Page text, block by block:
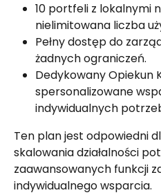
10 portfeli z lokalnymi
nielimitowana liczba
Pełny dostęp do
żadnych ograniczeń.
Dedykowany Opiekun
spersonalizowane
indywidualnych
Ten plan jest odpowiedni
skalowania działalności
zaawansowanych funkcji
indywidualnego wsparcia.